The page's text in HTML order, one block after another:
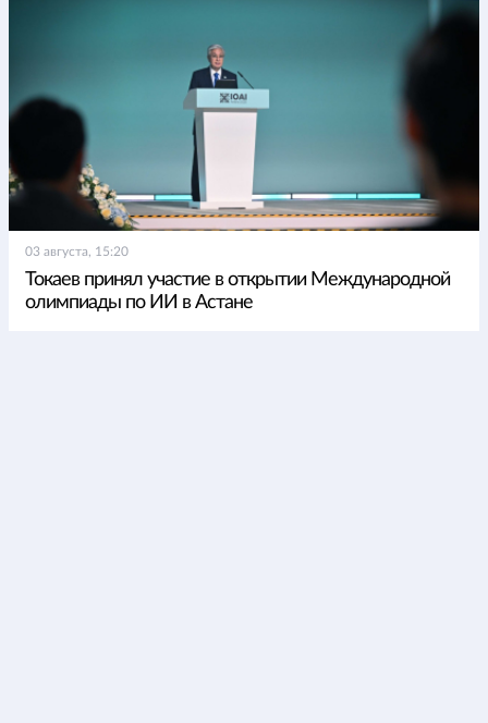
03 августа, 15:20
Токаев принял участие в открытии Международной
олимпиады по ИИ в Астане